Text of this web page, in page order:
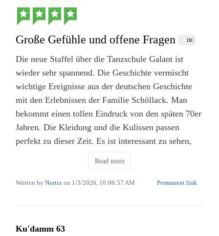
Große Gefühle und offene Fragen DE
Die neue Staffel über die Tanzschule Galant ist
wieder sehr spannend. Die Geschichte vermischt
wichtige Ereignisse aus der deutschen Geschichte
mit den Erlebnissen der Familie Schöllack. Man
bekommt einen tollen Eindruck von den späten 70er
Jahren. Die Kleidung und die Kulissen passen
perfekt zu dieser Zeit. Es ist interessant zu sehen,
wie sich die Welt verändert und wie die Frauen der
Familie damit umgehen. Die Serie ist gefühlvoll und
zeigt sowohl schöne als auch traurige Momente.
Im Vergleich zu den ersten drei Staffeln (
Read more
Written by Nortix on 1/3/2026, 10:08:57 AM Permanent link
Ku'damm 63